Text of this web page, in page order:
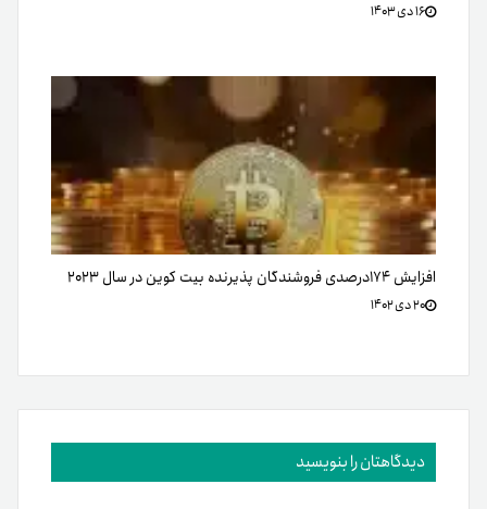
۱۶ دی ۱۴۰۳
افزایش ۱۷۴درصدی فروشندگان پذیرنده بیت کوین در سال ۲۰۲۳
۲۰ دی ۱۴۰۲
دیدگاهتان را بنویسید